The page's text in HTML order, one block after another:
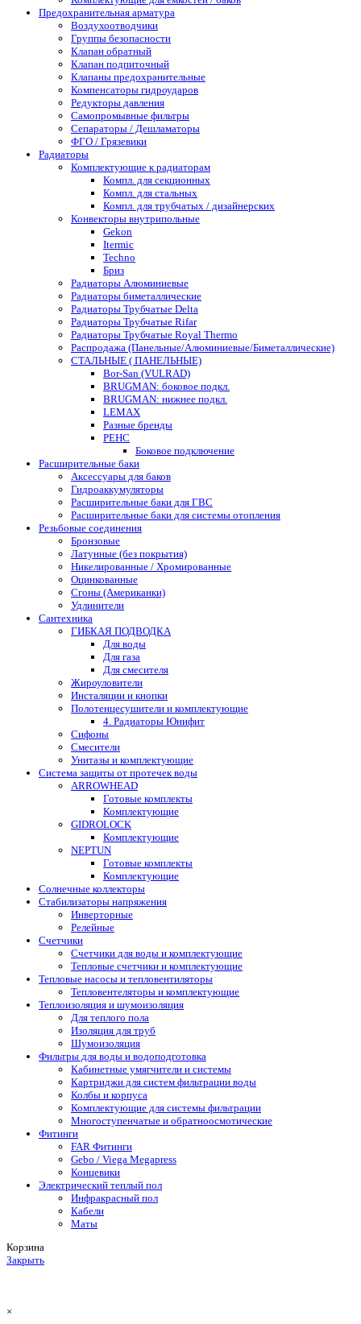
Предохранительная арматура
Воздухоотводчики
Группы безопасности
Клапан обратный
Клапан подпиточный
Клапаны предохранительные
Компенсаторы гидроударов
Редукторы давления
Самопромывные фильтры
Сепараторы / Дешламаторы
ФГО / Грязевики
Радиаторы
Комплектующие к радиаторам
Компл. для секционных
Компл. для стальных
Компл. для трубчатых / дизайнерских
Конвекторы внутрипольные
Gekon
Itermic
Techno
Бриз
Радиаторы Алюминиевые
Радиаторы биметаллические
Радиаторы Трубчатые Delta
Радиаторы Трубчатые Rifar
Радиаторы Трубчатые Royal Thermo
Распродажа (Панельные/Алюминиевые/Биметаллические)
СТАЛЬНЫЕ ( ПАНЕЛЬНЫЕ)
Bor-San (VULRAD)
BRUGMAN: боковое подкл.
BRUGMAN: нижнее подкл.
LEMAX
Разные бренды
РЕНС
Боковое подключение
Расширительные баки
Аксессуары для баков
Гидроаккумуляторы
Расширительные баки для ГВС
Расширительные баки для системы отопления
Резьбовые соединения
Бронзовые
Латунные (без покрытия)
Никелированные / Хромированные
Оцинкованные
Сгоны (Американки)
Удлинители
Сантехника
ГИБКАЯ ПОДВОДКА
Для воды
Для газа
Для смесителя
Жироуловители
Инсталяции и кнопки
Полотенцесушители и комплектующие
4. Радиаторы Юнифит
Сифоны
Смесители
Унитазы и комплектующие
Система защиты от протечек воды
ARROWHEAD
Готовые комплекты
Комплектующие
GIDROLOCK
Комплектующие
NEPTUN
Готовые комплекты
Комплектующие
Солнечные коллекторы
Стабилизаторы напряжения
Инверторные
Релейные
Счетчики
Счетчики для воды и комплектующие
Тепловые счетчики и комплектующие
Тепловые насосы и тепловентиляторы
Тепловентеляторы и комплектующие
Теплоизоляция и шумоизоляция
Для теплого пола
Изоляция для труб
Шумоизоляция
Фильтры для воды и водоподготовка
Кабинетные умягчители и системы
Картриджи для систем фильтрации воды
Колбы и корпуса
Комплектующие для системы фильтрации
Многоступенчатые и обратноосмотические
Фитинги
FAR Фитинги
Gebo / Viega Megapress
Концевики
Электрический теплый пол
Инфракрасный пол
Кабели
Маты
Корзина
Закрыть
×